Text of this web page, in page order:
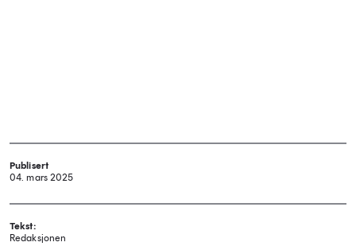
Publisert
04. mars 2025
Tekst:
Redaksjonen